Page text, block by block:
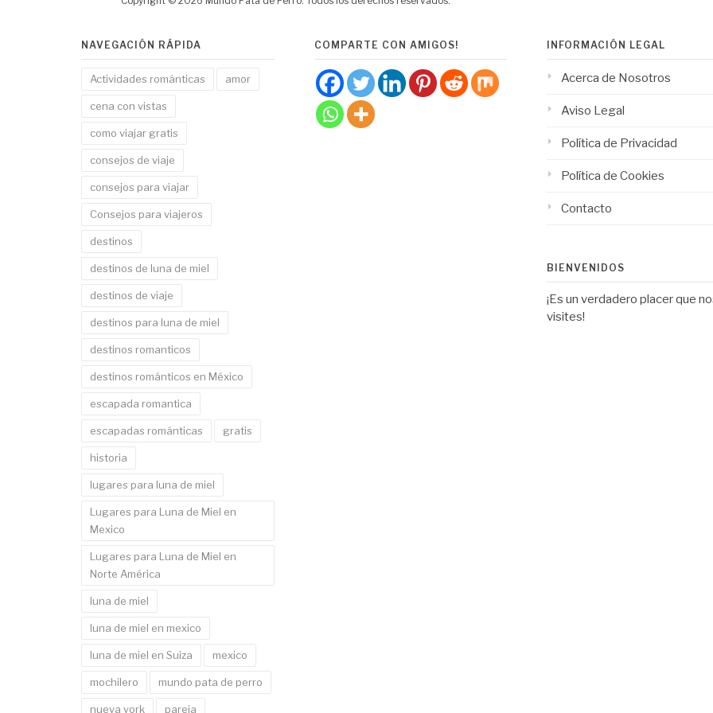
NAVEGACIÓN RÁPIDA
Actividades románticas amor
cena con vistas
como viajar gratis
consejos de viaje
consejos para viajar
Consejos para viajeros
destinos
destinos de luna de miel
destinos de viaje
destinos para luna de miel
destinos romanticos
destinos románticos en México
escapada romantica
escapadas románticas gratis
historia
lugares para luna de miel
Lugares para Luna de Miel en
Mexico
Lugares para Luna de Miel en
Norte América
luna de miel
luna de miel en mexico
luna de miel en Suiza mexico
mochilero mundo pata de perro
nueva york pareja
COMPARTE CON AMIGOS! INFORMACIÓN LEGAL
Acerca de Nosotros
Aviso Legal
Política de Privacidad
Política de Cookies
Contacto
BIENVENIDOS
¡Es un verdadero placer que
visites!